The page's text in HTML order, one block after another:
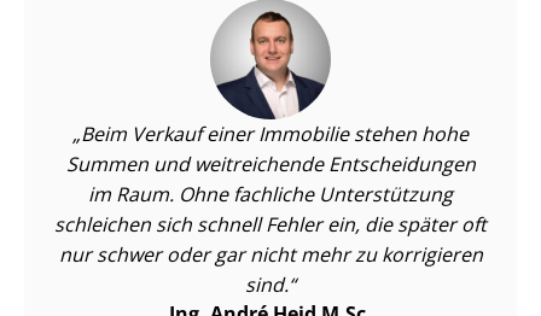
Beim Verkauf einer Immobilie stehen hohe
Summen und weitreichende Entscheidungen
im Raum. Ohne fachliche Unterstützung
schleichen sich schnell Fehler ein, die später oft
nur schwer oder gar nicht mehr zu korrigieren
sind.